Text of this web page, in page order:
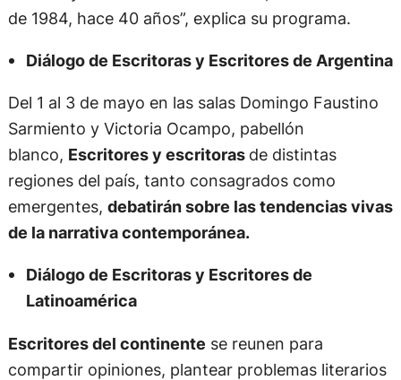
de 1984, hace 40 años”, explica su programa.
Diálogo de Escritoras y Escritores de Argentina
Del 1 al 3 de mayo en las salas Domingo Faustino
Sarmiento y Victoria Ocampo, pabellón
blanco, Escritores y escritoras de distintas
regiones del país, tanto consagrados como
emergentes, debatirán sobre las tendencias vivas
de la narrativa contemporánea.
Diálogo de Escritoras y Escritores de
Latinoamérica
Escritores del continente se reunen para
compartir opiniones, plantear problemas literarios